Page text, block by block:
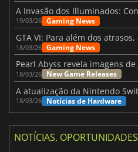
19/03/26 Gaming News
18/03/26 Gaming News
18/03/26 New Game Releases
18/03/26 Notícias de Hardware
NOTÍCIAS, OPORTUNIDADES